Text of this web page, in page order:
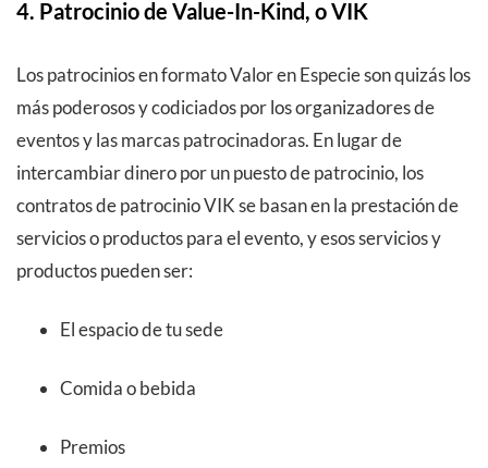
4. Patrocinio de Value-In-Kind, o VIK
Los patrocinios en formato Valor en Especie son quizás los
más poderosos y codiciados por los organizadores de
eventos y las marcas patrocinadoras. En lugar de
intercambiar dinero por un puesto de patrocinio, los
contratos de patrocinio VIK se basan en la prestación de
servicios o productos para el evento, y esos servicios y
productos pueden ser:
El espacio de tu sede
Comida o bebida
Premios